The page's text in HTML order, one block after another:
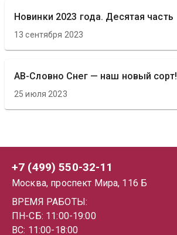
Новинки 2023 года. Десятая часть
13 сентября 2023
АВ-Словно Снег — наш новый сорт!
25 июля 2023
+7 (499) 550-32-11
Москва, проспект Мира, 116 Б
ВРЕМЯ РАБОТЫ:
ПН-СБ: 11:00-19:00
ВС: 11:00-18:00